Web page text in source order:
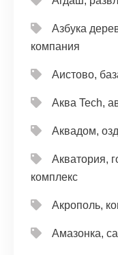
Азбука
компания
Аистово,
Аква Tech,
Аквадом,
Акватория,
комплекс
Акрополь,
Амазонка,